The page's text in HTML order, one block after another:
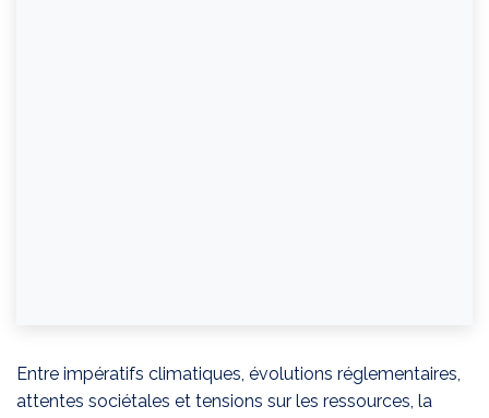
Entre impératifs climatiques, évolutions réglementaires,
attentes sociétales et tensions sur les ressources, la